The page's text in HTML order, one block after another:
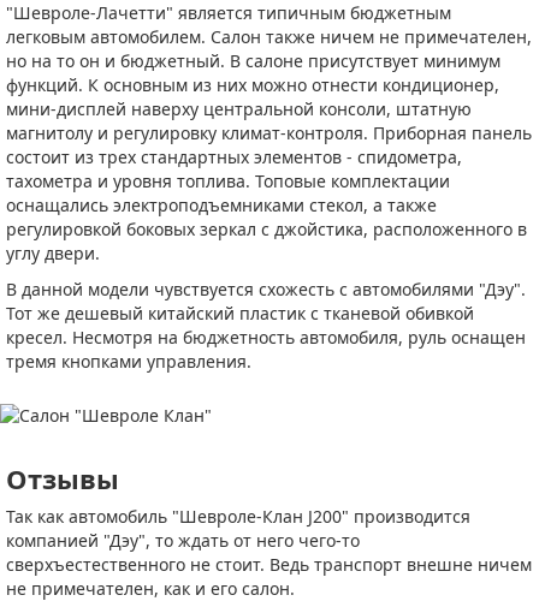
"Шевроле-Лачетти" является типичным бюджетным
легковым автомобилем. Салон также ничем не примечателен,
но на то он и бюджетный. В салоне присутствует минимум
функций. К основным из них можно отнести кондиционер,
мини-дисплей наверху центральной консоли, штатную
магнитолу и регулировку климат-контроля. Приборная панель
состоит из трех стандартных элементов - спидометра,
тахометра и уровня топлива. Топовые комплектации
оснащались электроподъемниками стекол, а также
регулировкой боковых зеркал с джойстика, расположенного в
углу двери.
В данной модели чувствуется схожесть с автомобилями "Дэу".
Тот же дешевый китайский пластик с тканевой обивкой
кресел. Несмотря на бюджетность автомобиля, руль оснащен
тремя кнопками управления.
Отзывы
Так как автомобиль "Шевроле-Клан J200" производится
компанией "Дэу", то ждать от него чего-то
сверхъестественного не стоит. Ведь транспорт внешне ничем
не примечателен, как и его салон.